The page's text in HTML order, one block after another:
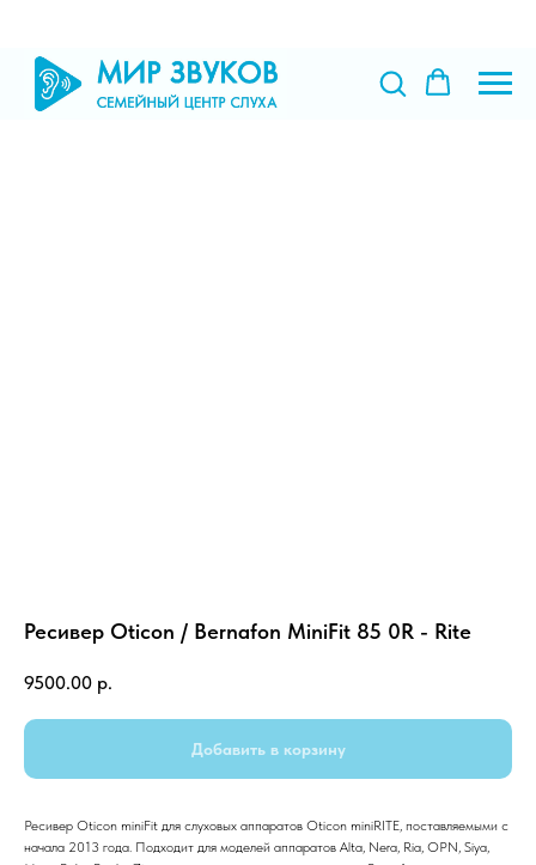
Ресивер Oticon / Bernafon MiniFit 85 0R - Rite
9500.00 р.
Добавить в корзину
Ресивер Oticon miniFit для слуховых аппаратов Oticon miniRITE, поставляемыми с
начала 2013 года. Подходит для моделей аппаратов Alta, Nera, Ria, OPN, Siya,